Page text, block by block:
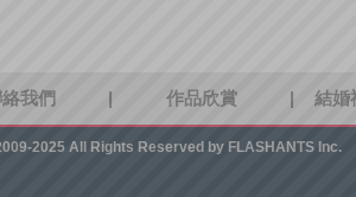
我們 作品欣賞 結婚
2025 All Rights Reserved by FLASHANTS Inc.